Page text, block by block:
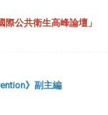
際公共衛生高峰論壇」
》副主編